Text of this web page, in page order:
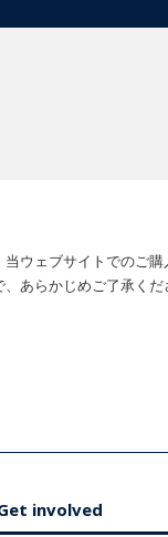
ウェブサイトでのご
あらかじめご了承くだ
involved